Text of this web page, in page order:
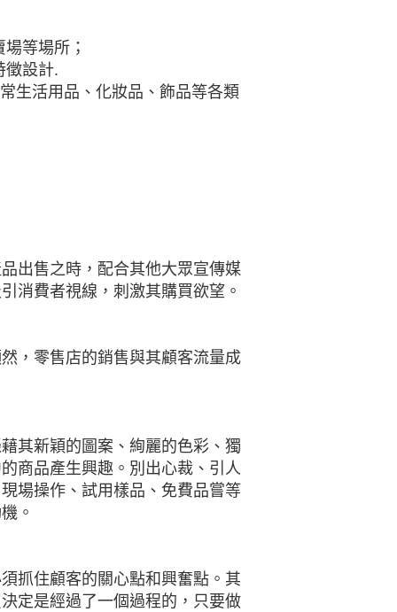
等場所；
徵設計.
生活用品、化妝品、飾品等各類
出售之時，配合其他大眾宣傳媒
消費者視線，刺激其購買欲望。
，零售店的銷售與其顧客流量成
其新穎的圖案、絢麗的色彩、獨
商品產生興趣。別出心裁、引人
場操作、試用樣品、免費品嘗等
。
抓住顧客的關心點和興奮點。其
定是經過了一個過程的，只要做